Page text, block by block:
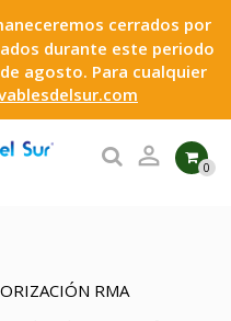
cerrados por
durante este periodo
agosto. Para cualquier
 0
RMA